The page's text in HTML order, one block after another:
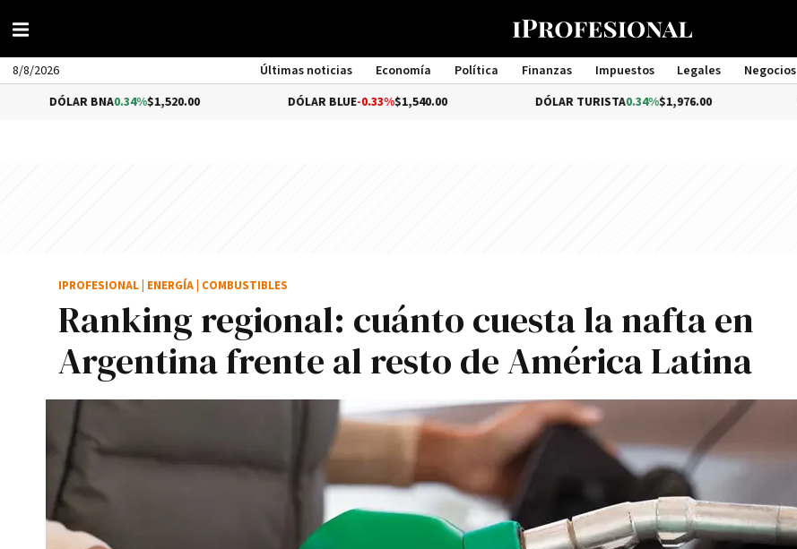
8/8/2026 Últimas noticias Economía Política Finanzas Impuestos Legales Negocios
Management
0.34%$1,520.00 DÓLAR BLUE-0.33%$1,540.00 DÓLAR TURISTA0.34%$1,976.00
Ranking regional: cuánto cuesta la nafta en
Argentina frente al resto de América Latina
IPROFESIONAL ENERGÍA COMBUSTIBLES